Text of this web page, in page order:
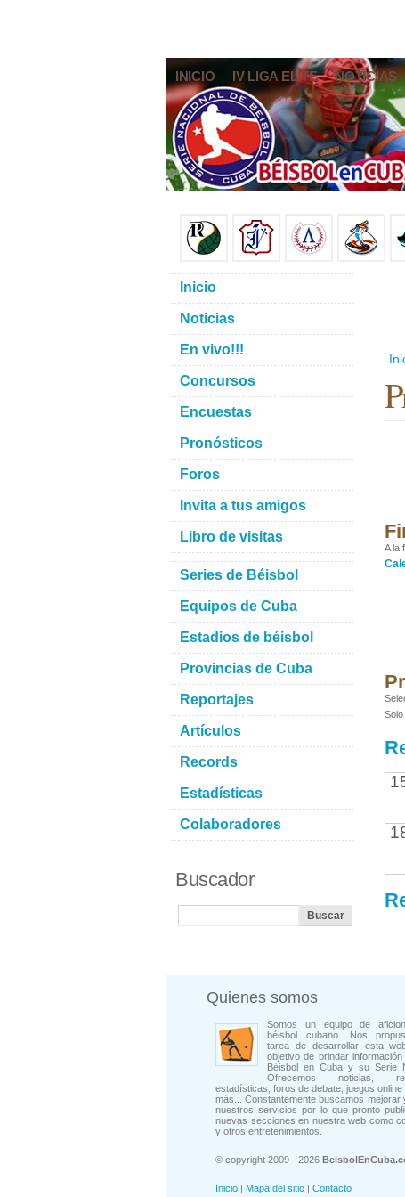
INICIO IV LIGA ELITE NOTICIAS
A la
Inicio
Noticias
En vivo!!!
Concursos
Encuestas
Pronósticos
Foros
Invita a tus amigos
Libro de visitas
Series de Béisbol
Equipos de Cuba
Estadios de béisbol
Provincias de Cuba
Reportajes
Artículos
Records
Estadísticas
Colaboradores
Buscador
Quienes somos
Somos un equipo de
béisbol cubano. Nos
tarea de desarrollar esta
objetivo de brindar
Béisbol en Cuba y su Serie
Ofrecemos noticias,
estadísticas, foros de debate, juegos online
más... Constantemente buscamos mejorar
nuestros servicios por lo que pronto
nuevas secciones en nuestra web como
y otros entretenimientos.
© copyright 2009 - 2026
Inicio | Mapa del sitio | Contacto